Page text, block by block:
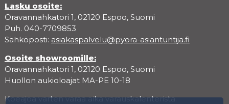
Lasku osoite:
Oravannahkatori 1, 02120 Espoo, Suomi
Puh. 040-7709853
Sähköposti: asiakaspalvelu@pyora-asiantuntija.fi
Osoite showroomille:
Oravannahkatori 1, 02120 Espoo, Suomi
Huollon aukioloajat MA-PE 10-18
Koeajoa varten varaa aika varauskalenterista.